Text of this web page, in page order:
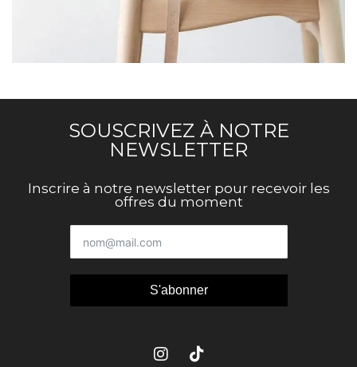
A LACUS BIBENDUM PULVINAR
SOUSCRIVEZ À NOTRE
NEWSLETTER
Inscrire à notre newsletter pour recevoir les
offres du moment
S'abonner